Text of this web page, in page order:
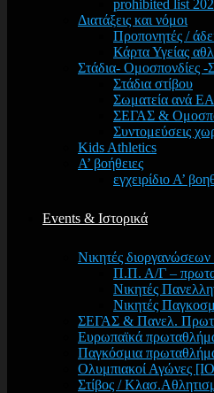
prohibited list
Διατάξεις και νόμοι
Προπονητές /
Κάρτα Υγείας
Στάδια- Ομοσπονδίες -
Στάδια στίβου
Σωματεία ανά
ΣΕΓΑΣ &
Συντομεύσεις
Kids Athletics
Α’ βοήθειες
εγχειρίδιο Α’
Events & Ιστορικά
Νικητές
Π.Π. Α/Γ –
Νικητές
Νικητές
ΣΕΓΑΣ & Πανελ.
Ευρωπαϊκά
Παγκόσμια
Ολυμπιακοί Αγώνες
Στίβος /